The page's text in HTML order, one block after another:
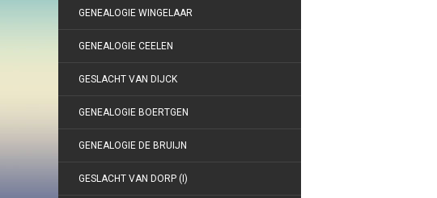
GENEALOGIE WINGELAAR
GENEALOGIE CEELEN
GESLACHT VAN DIJCK
GENEALOGIE BOERTGEN
GENEALOGIE DE BRUIJN
GESLACHT VAN DORP (I)